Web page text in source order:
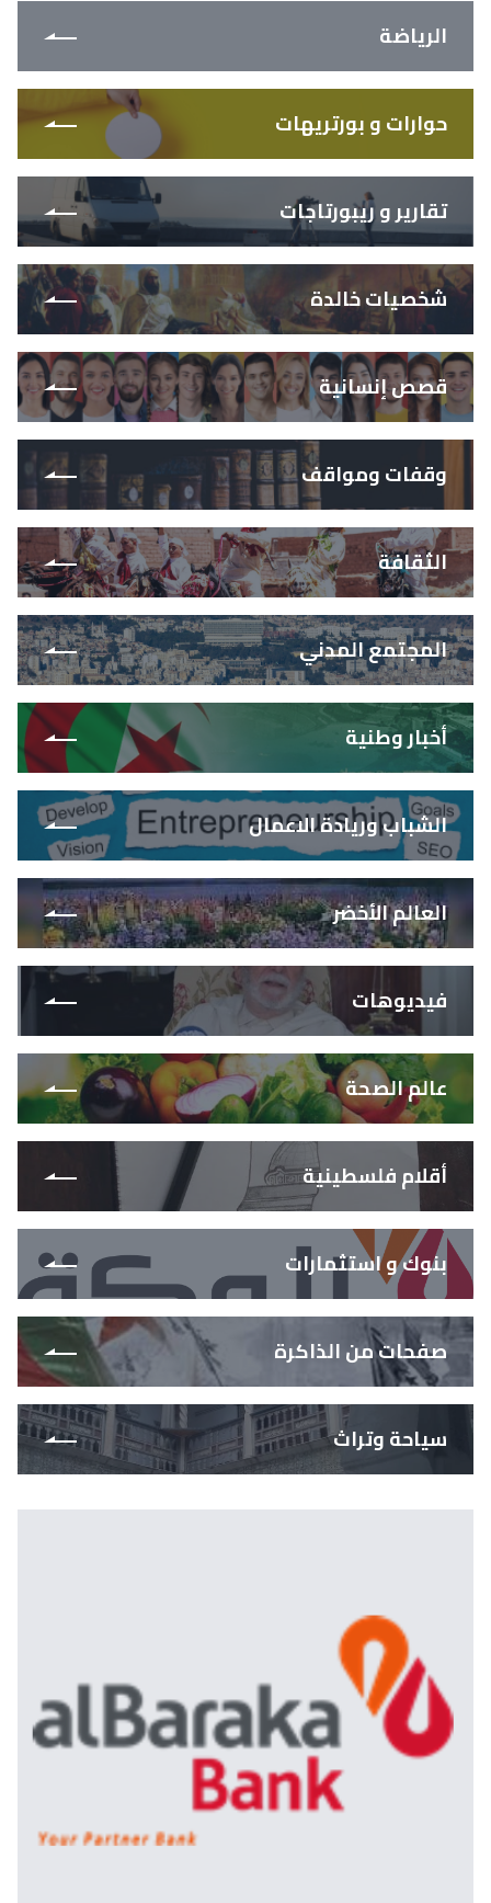
الرياضة
حوارات و بورتريهات
تقارير و ريبورتاجات
شخصيات خالدة
قصص إنسانية
وقفات ومواقف
الثقافة
المجتمع المدني
أخبار وطنية
الشباب وريادة الاعمال
العالم الأخضر
فيديوهات
عالم الصحة
أقلام فلسطينية
بنوك و استثمارات
صفحات من الذاكرة
سياحة وتراث